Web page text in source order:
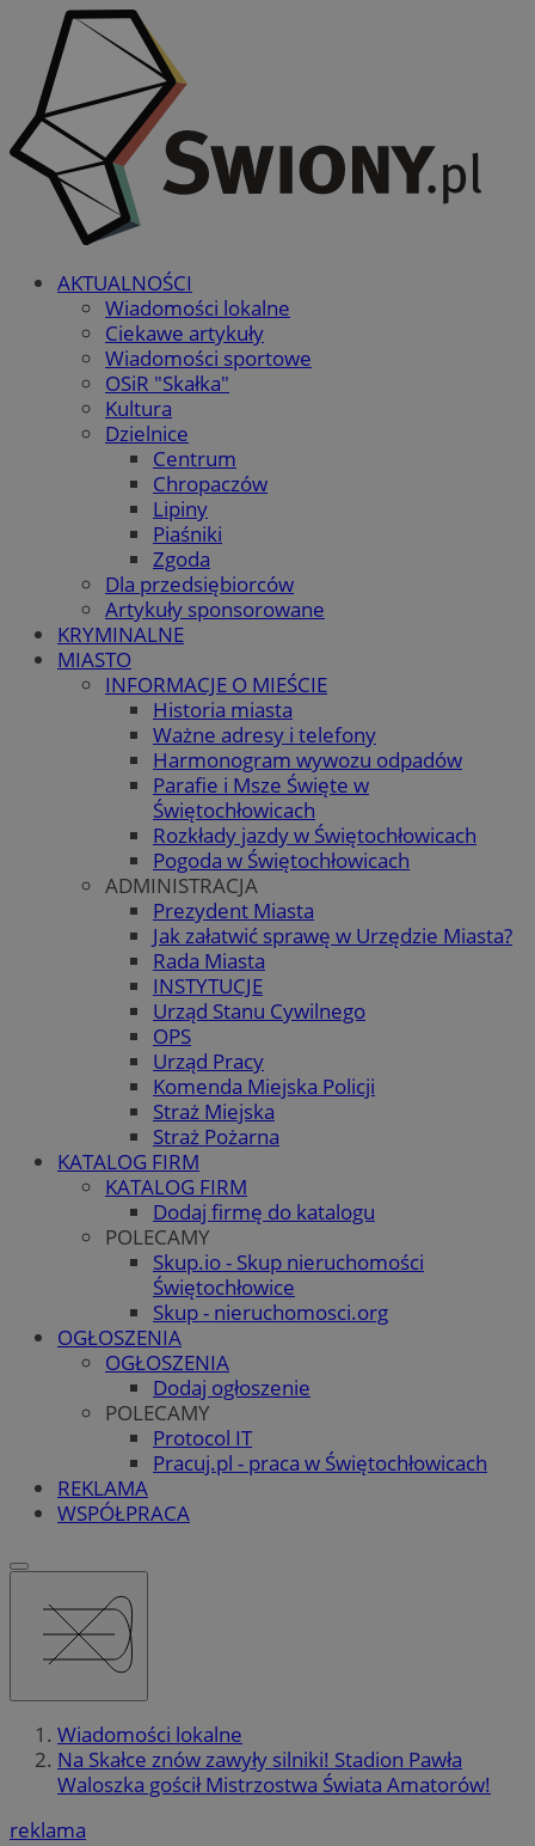
AKTUALNOŚCI
Wiadomości lokalne
Ciekawe artykuły
Wiadomości sportowe
OSiR "Skałka"
Kultura
Dzielnice
Centrum
Chropaczów
Lipiny
Piaśniki
Zgoda
Dla przedsiębiorców
Artykuły sponsorowane
KRYMINALNE
MIASTO
INFORMACJE O MIEŚCIE
Historia miasta
Ważne adresy i telefony
Harmonogram wywozu odpadów
Parafie i Msze Święte w
Świętochłowicach
Rozkłady jazdy w Świętochłowicach
Pogoda w Świętochłowicach
ADMINISTRACJA
Prezydent Miasta
Jak załatwić sprawę w Urzędzie Miasta?
Rada Miasta
INSTYTUCJE
Urząd Stanu Cywilnego
OPS
Urząd Pracy
Komenda Miejska Policji
Straż Miejska
Straż Pożarna
KATALOG FIRM
KATALOG FIRM
Dodaj firmę do katalogu
POLECAMY
Skup.io - Skup nieruchomości
Świętochłowice
Skup - nieruchomosci.org
OGŁOSZENIA
OGŁOSZENIA
Dodaj ogłoszenie
POLECAMY
Protocol IT
Pracuj.pl - praca w Świętochłowicach
REKLAMA
WSPÓŁPRACA
Wiadomości lokalne
Na Skałce znów zawyły silniki! Stadion Pawła
Waloszka gościł Mistrzostwa Świata Amatorów!
reklama